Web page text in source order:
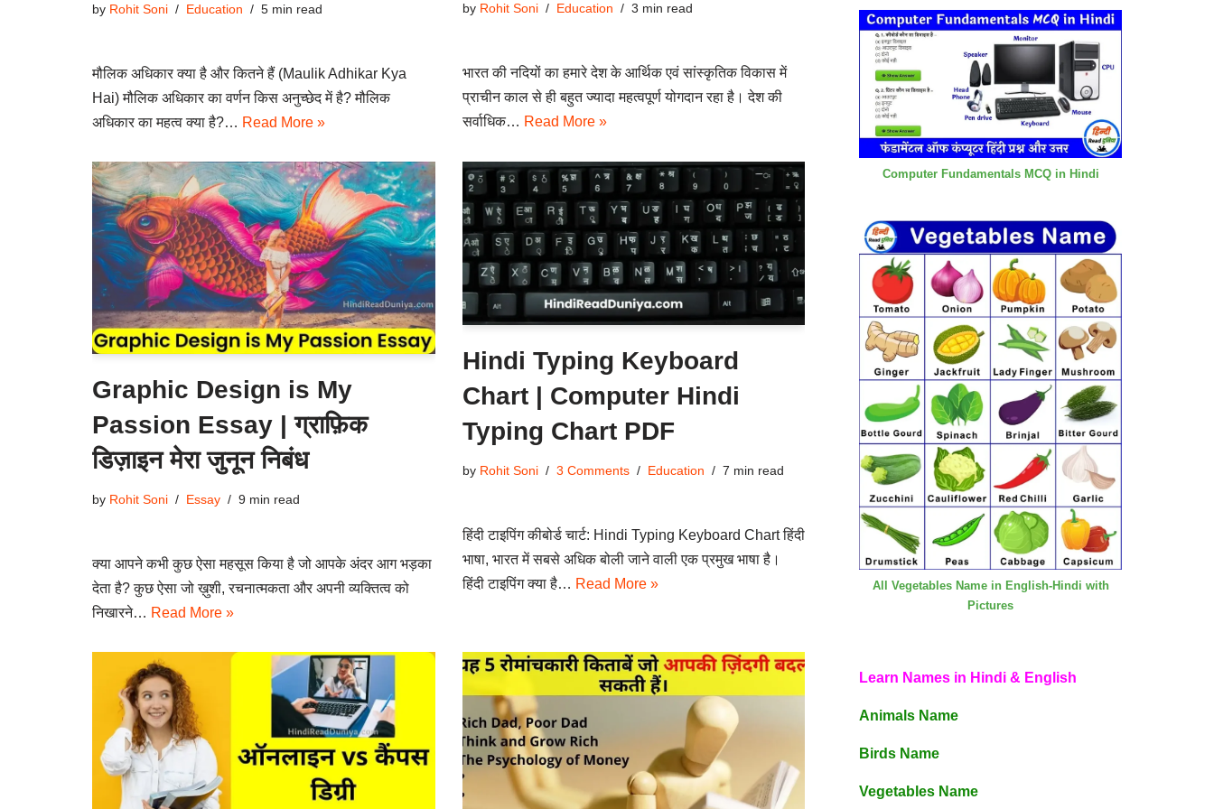
by Rohit Soni Education 5 min read
मौलिक अधिकार क्या है और कितने हैं (Maulik Adhikar Kya
Hai) मौलिक अधिकार का वर्णन किस अनुच्छेद में है? मौलिक
अधिकार का महत्व क्या है?… Read More »
by Rohit Soni Education 3 min read
भारत की नदियों का हमारे देश के आर्थिक एवं सांस्कृतिक विकास में
प्राचीन काल से ही बहुत ज्यादा महत्वपूर्ण योगदान रहा है। देश की
सर्वाधिक… Read More »
Graphic Design is My
Passion Essay | ग्राफ़िक
डिज़ाइन मेरा जुनून निबंध
by Rohit Soni Essay 9 min read
क्या आपने कभी कुछ ऐसा महसूस किया है जो आपके अंदर आग भड़का
देता है? कुछ ऐसा जो ख़ुशी, रचनात्मकता और अपनी व्यक्तित्व को
निखारने… Read More »
Hindi Typing Keyboard
Chart | Computer Hindi
Typing Chart PDF
by Rohit Soni 3 Comments Education 7 min read
हिंदी टाइपिंग कीबोर्ड चार्ट: Hindi Typing Keyboard Chart हिंदी
भाषा, भारत में सबसे अधिक बोली जाने वाली एक प्रमुख भाषा है।
हिंदी टाइपिंग क्या है… Read More »
Computer Fundamentals MCQ in Hindi
All Vegetables Name in English-Hindi with
Pictures
Learn Names in Hindi & English
Animals Name
Birds Name
Vegetables Name